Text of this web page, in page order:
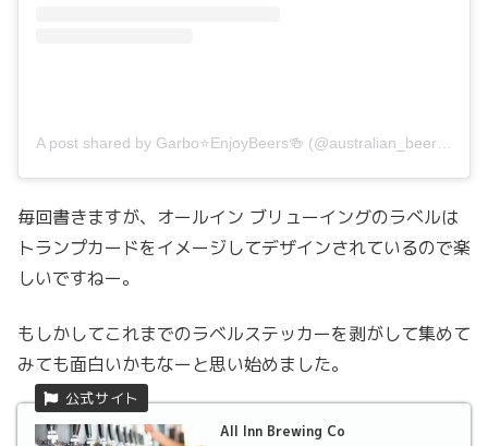
毎回書きますが、オールイン ブリューイングのラベルは
トランプカードをイメージしてデザインされているので楽
しいですねー。
もしかしてこれまでのラベルステッカーを剥がして集めて
みても面白いかもなーと思い始めました。
All Inn Brewing Co